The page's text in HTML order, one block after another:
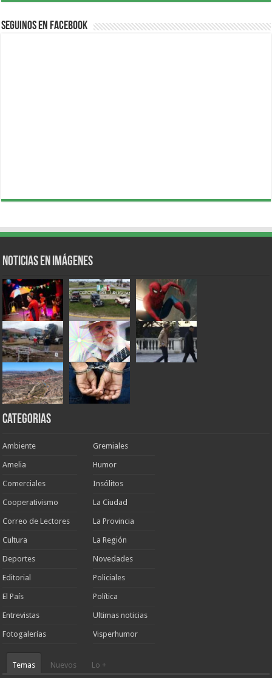
Seguinos en Facebook
Noticias en Imágenes
Categorias
Ambiente
Amelia
Comerciales
Cooperativismo
Correo de Lectores
Cultura
Deportes
Editorial
El País
Entrevistas
Fotogalerías
Gremiales
Humor
Insólitos
La Ciudad
La Provincia
La Región
Novedades
Policiales
Política
Ultimas noticias
Visperhumor
Temas Nuevos Lo +